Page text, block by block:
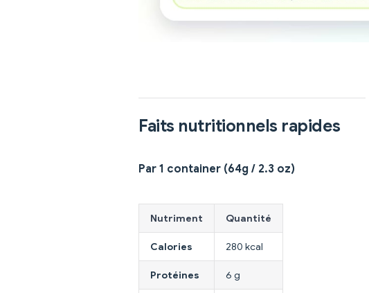
Faits nutritionnels rapides
Par 1 container (64g / 2.3 oz)
Nutriment Quantité
Calories 280 kcal
Protéines 6 g